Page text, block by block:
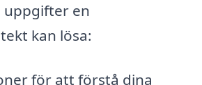
uppgifter en
kan lösa:
för att förstå dina